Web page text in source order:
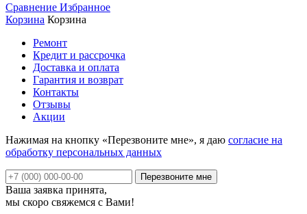
Сравнение Избранное
Корзина Корзина
Ремонт
Кредит и рассрочка
Доставка и оплата
Гарантия и возврат
Контакты
Отзывы
Акции
Нажимая на кнопку «Перезвоните мне», я даю согласие на
обработку персональных данных
Ваша заявка принята,
мы скоро свяжемся с Вами!